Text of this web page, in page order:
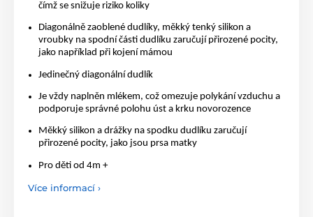
čímž se snižuje riziko koliky
Diagonálně zaoblené dudlíky, měkký tenký silikon a
vroubky na spodní části dudlíku zaručují přirozené pocity,
jako například při kojení mámou
Jedinečný diagonální dudlík
Je vždy naplněn mlékem, což omezuje polykání vzduchu a
podporuje správné polohu úst a krku novorozence
Měkký silikon a drážky na spodku dudlíku zaručují
přirozené pocity, jako jsou prsa matky
Pro děti od 4m +
Více informací ›